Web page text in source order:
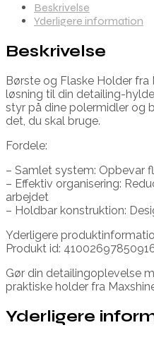
Beskrivelse
Yderligere information
Beskrivelse
Børste og Flaske Holder fra
løsning til din detailing-
styr på dine polermidler og
det, du skal bruge.
Fordele:
– Samlet system: Opbevar
– Effektiv organisering:
arbejdet
– Holdbar konstruktion:
Yderligere
Produkt id:
Gør din detailingoplevelse
praktiske holder fra
Yderligere